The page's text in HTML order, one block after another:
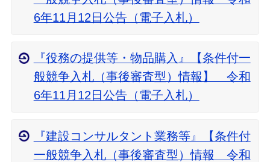
6年11月12日公告（電子入札）
『役務の提供等・物品購入』【条件付一
般競争入札（事後審査型）情報】 令和
6年11月12日公告（電子入札）
『建設コンサルタント業務等』【条件付
一般競争入札（事後審査型）情報 令和